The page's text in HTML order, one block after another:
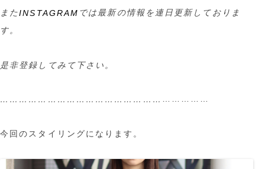
またINSTAGRAM では最新の情報を連日更新しておりま
す。
是非登録してみて下さい。
……………………………………………
今回のスタイリングになります。